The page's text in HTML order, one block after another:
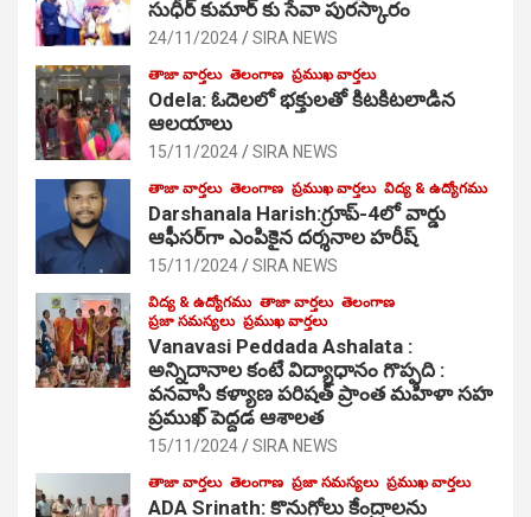
సుధీర్ కుమార్ కు సేవా పురస్కారం
24/11/2024 SIRA NEWS
తాజా వార్తలు తెలంగాణ ప్రముఖ వార్తలు
Odela: ఓదెల‌లో భక్తులతో కిటకిటలాడిన
ఆల‌యాలు
15/11/2024 SIRA NEWS
తాజా వార్తలు తెలంగాణ ప్రముఖ వార్తలు విద్య & ఉద్యోగము
Darshanala Harish:గ్రూప్-4లో వార్డు
ఆఫీసర్‌గా ఎంపికైన దర్శనాల హరీష్
15/11/2024 SIRA NEWS
విద్య & ఉద్యోగము తాజా వార్తలు తెలంగాణ
ప్రజా సమస్యలు ప్రముఖ వార్తలు
Vanavasi Peddada Ashalata :
అన్నిదానాల కంటే విద్యాధానం గొప్పది :
వనవాసి కళ్యాణ పరిషత్ ప్రాంత మహిళా సహ
ప్రముఖ్ పెద్దడ ఆశాలత
15/11/2024 SIRA NEWS
తాజా వార్తలు తెలంగాణ ప్రజా సమస్యలు ప్రముఖ వార్తలు
ADA Srinath: కొనుగోలు కేంద్రాల‌ను